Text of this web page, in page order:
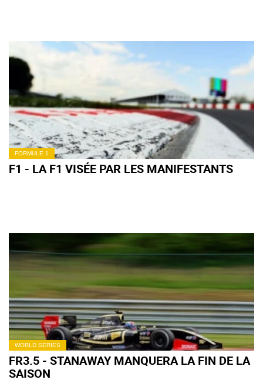
FORMULE 1
F1 - LA F1 VISÉE PAR LES MANIFESTANTS
WORLD SERIES
FR3.5 - STANAWAY MANQUERA LA FIN DE LA
SAISON